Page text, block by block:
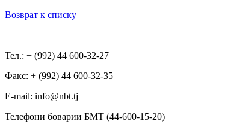
Возврат к списку
Тел.: + (992) 44 600-32-27
Факс: + (992) 44 600-32-35
Е-mail: info@nbt.tj
Телефони боварии БМТ (44-600-15-20)